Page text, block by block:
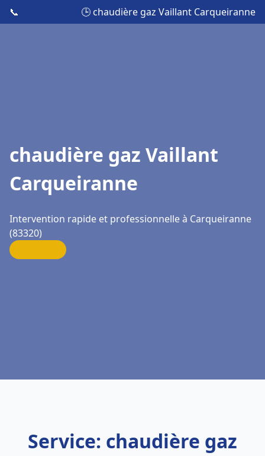
📞 🕒 chaudière gaz Vaillant Carqueiranne
chaudière gaz Vaillant
Carqueiranne
Intervention rapide et professionnelle à Carqueiranne
(83320)
Service: chaudière gaz